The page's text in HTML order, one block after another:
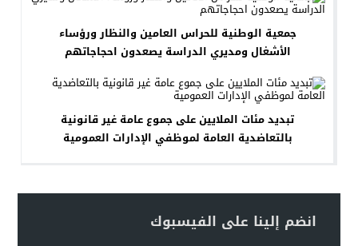
جمعية الوطنية للحراس العامين والنظار ورؤساء
الأشغال ومديري الدراسة يصعدون احجاجاتهم
تبديد مئات الملايين على جموع عامة غير قانونية
بالتعاضدية العامة لموظفي الإدارات العمومية
انضم إلينا على الفيسبوك